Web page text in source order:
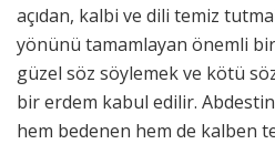
açıdan, kalbi ve dili temiz
yönünü tamamlayan önemli
güzel söz söylemek ve kötü
bir erdem kabul edilir.
hem bedenen hem de kalben